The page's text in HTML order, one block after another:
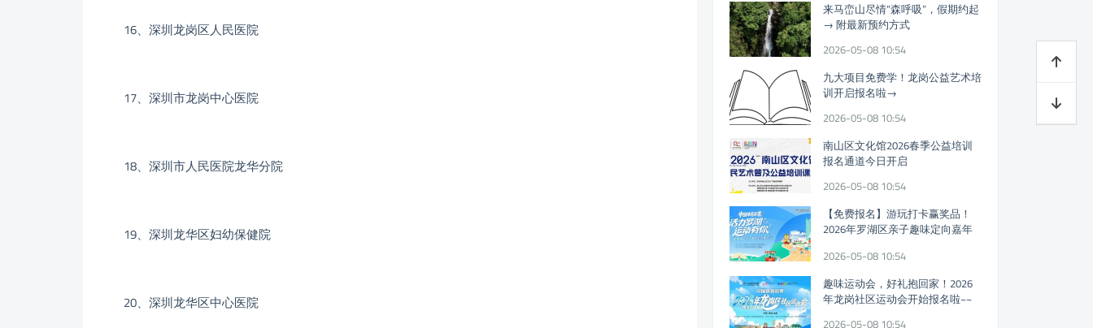
16、深圳龙岗区人民医院
17、深圳市龙岗中心医院
18、深圳市人民医院龙华分院
19、深圳龙华区妇幼保健院
20、深圳龙华区中心医院
来马峦山尽情“森呼吸”，假期约起
→ 附最新预约方式
2026-05-08 10:54
九大项目免费学！龙岗公益艺术培
训开启报名啦→
2026-05-08 10:54
南山区文化馆2026春季公益培训
报名通道今日开启
2026-05-08 10:54
【免费报名】游玩打卡赢奖品！
2026年罗湖区亲子趣味定向嘉年
2026-05-08 10:54
趣味运动会，好礼抱回家！2026
年龙岗社区运动会开始报名啦~~
2026-05-08 10:54